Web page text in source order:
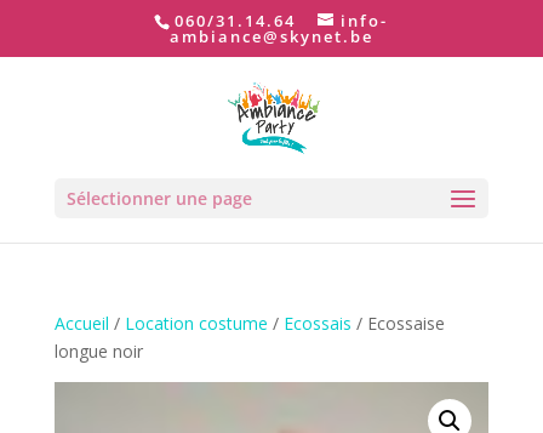
060/31.14.64 info-
ambiance@skynet.be
Sélectionner une page
Accueil / Location costume / Ecossais / Ecossaise
longue noir